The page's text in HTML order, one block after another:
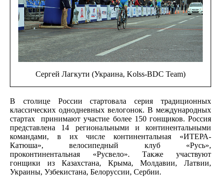
Сергей Лагкути (Украина, Kolss-BDC Team)
В столице России стартовала серия традиционных
классических однодневных велогонок. В международных
стартах принимают участие более 150 гонщиков. Россия
представлена 14 региональными и континентальными
командами, в их числе континентальная «ИТЕРА-
Катюша», велосипедный клуб «Русь»,
проконтинентальная «Русвело». Также участвуют
гонщики из Казахстана, Крыма, Молдавии, Латвии,
Украины, Узбекистана, Белоруссии, Сербии.